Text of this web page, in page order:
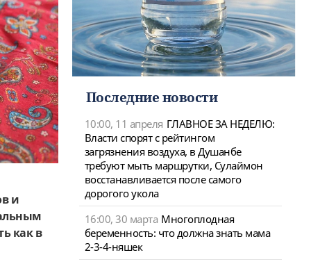
и
как в
Последние новости
10:00, 11 апреля ГЛАВНОЕ ЗА НЕДЕЛЮ:
Власти спорят с рейтингом
загрязнения воздуха, в Душанбе
требуют мыть маршрутки, Сулаймон
восстанавливается после самого
дорогого укола
16:00, 30 марта Многоплодная
беременность: что должна знать мама
2-3-4-няшек